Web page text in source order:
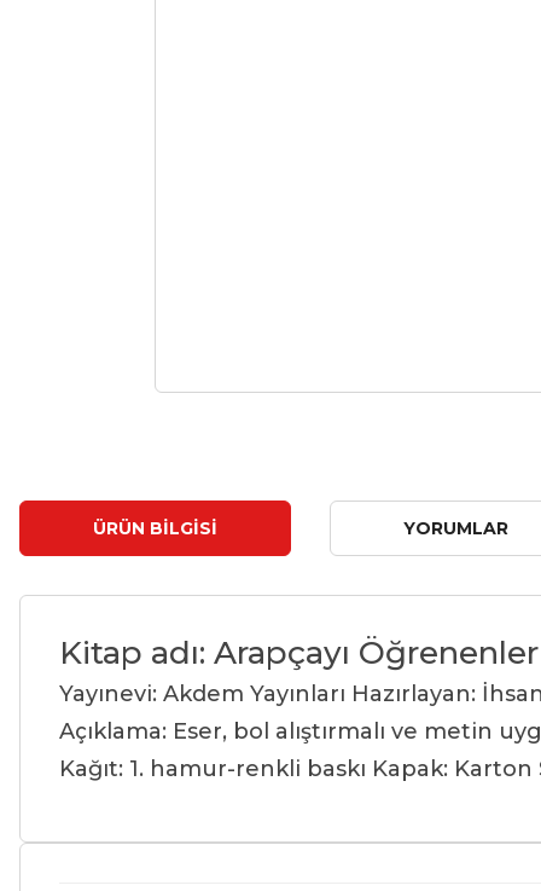
ÜRÜN BILGISI YORUMLAR
Kitap adı: Arapçayı
Yayınevi: Akdem Yayınları Hazırlayan:
Açıklama: Eser, bol alıştırmalı ve metin
Kağıt: 1. hamur-renkli baskı Kapak: Karton